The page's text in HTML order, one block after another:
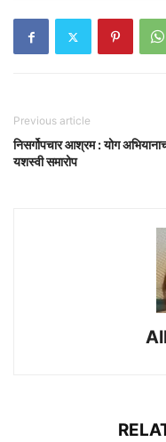
Previous article
निसर्गोपचार आश्रम : योग
यशस्वी समारोप